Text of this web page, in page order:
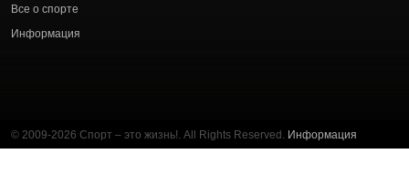
Все о спорте
Информация
© 2009-2026 Спорт – это жизнь!. All Rights Reserved. Информация